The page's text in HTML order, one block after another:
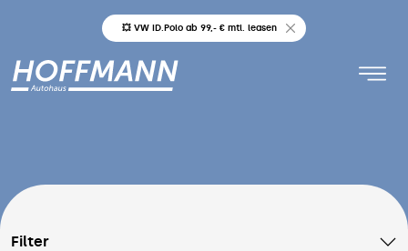
💥 VW ID.Polo ab 99,- € mtl. leasen
Angebote
Filter